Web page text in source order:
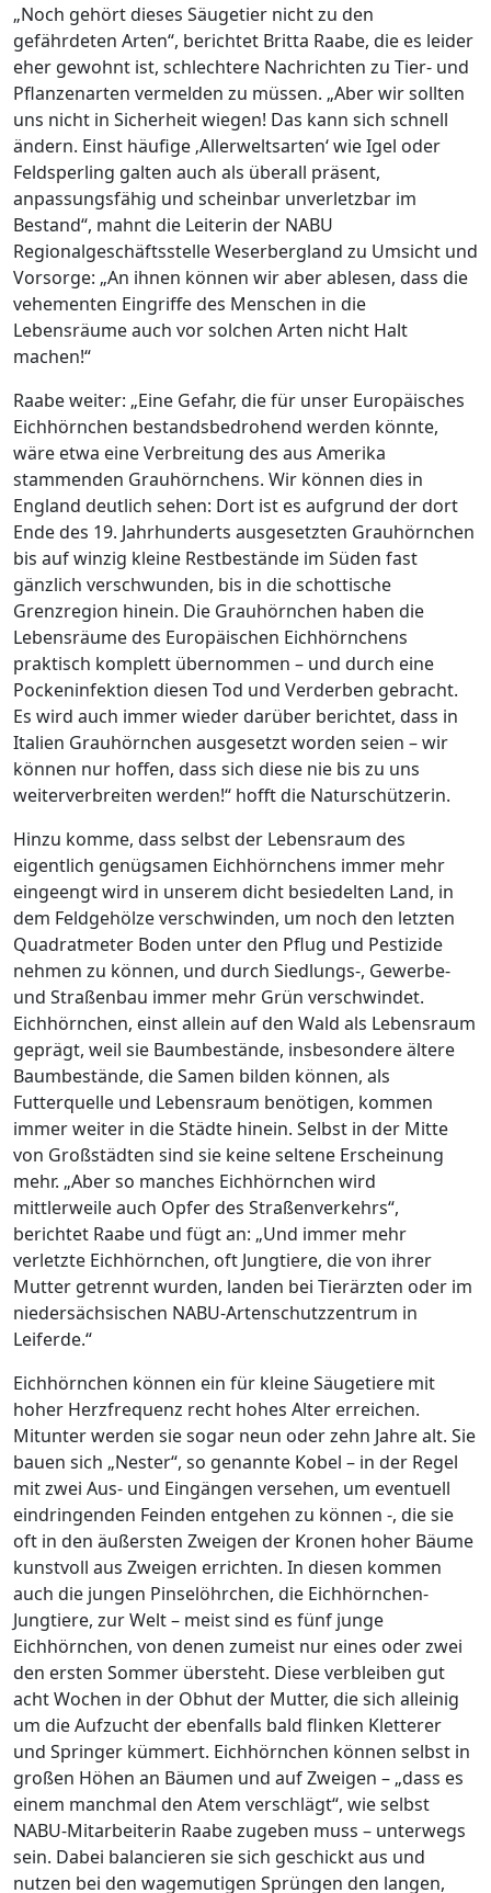
„Noch gehört dieses Säugetier nicht zu den
gefährdeten Arten“, berichtet Britta Raabe, die es leider
eher gewohnt ist, schlechtere Nachrichten zu Tier- und
Pflanzenarten vermelden zu müssen. „Aber wir sollten
uns nicht in Sicherheit wiegen! Das kann sich schnell
ändern. Einst häufige ‚Allerweltsarten‘ wie Igel oder
Feldsperling galten auch als überall präsent,
anpassungsfähig und scheinbar unverletzbar im
Bestand“, mahnt die Leiterin der NABU
Regionalgeschäftsstelle Weserbergland zu Umsicht und
Vorsorge: „An ihnen können wir aber ablesen, dass die
vehementen Eingriffe des Menschen in die
Lebensräume auch vor solchen Arten nicht Halt
machen!“
Raabe weiter: „Eine Gefahr, die für unser Europäisches
Eichhörnchen bestandsbedrohend werden könnte,
wäre etwa eine Verbreitung des aus Amerika
stammenden Grauhörnchens. Wir können dies in
England deutlich sehen: Dort ist es aufgrund der dort
Ende des 19. Jahrhunderts ausgesetzten Grauhörnchen
bis auf winzig kleine Restbestände im Süden fast
gänzlich verschwunden, bis in die schottische
Grenzregion hinein. Die Grauhörnchen haben die
Lebensräume des Europäischen Eichhörnchens
praktisch komplett übernommen – und durch eine
Pockeninfektion diesen Tod und Verderben gebracht.
Es wird auch immer wieder darüber berichtet, dass in
Italien Grauhörnchen ausgesetzt worden seien – wir
können nur hoffen, dass sich diese nie bis zu uns
weiterverbreiten werden!“ hofft die Naturschützerin.
Hinzu komme, dass selbst der Lebensraum des
eigentlich genügsamen Eichhörnchens immer mehr
eingeengt wird in unserem dicht besiedelten Land, in
dem Feldgehölze verschwinden, um noch den letzten
Quadratmeter Boden unter den Pflug und Pestizide
nehmen zu können, und durch Siedlungs-, Gewerbe-
und Straßenbau immer mehr Grün verschwindet.
Eichhörnchen, einst allein auf den Wald als Lebensraum
geprägt, weil sie Baumbestände, insbesondere ältere
Baumbestände, die Samen bilden können, als
Futterquelle und Lebensraum benötigen, kommen
immer weiter in die Städte hinein. Selbst in der Mitte
von Großstädten sind sie keine seltene Erscheinung
mehr. „Aber so manches Eichhörnchen wird
mittlerweile auch Opfer des Straßenverkehrs“,
berichtet Raabe und fügt an: „Und immer mehr
verletzte Eichhörnchen, oft Jungtiere, die von ihrer
Mutter getrennt wurden, landen bei Tierärzten oder im
niedersächsischen NABU-Artenschutzzentrum in
Leiferde.“
Eichhörnchen können ein für kleine Säugetiere mit
hoher Herzfrequenz recht hohes Alter erreichen.
Mitunter werden sie sogar neun oder zehn Jahre alt. Sie
bauen sich „Nester“, so genannte Kobel – in der Regel
mit zwei Aus- und Eingängen versehen, um eventuell
eindringenden Feinden entgehen zu können -, die sie
oft in den äußersten Zweigen der Kronen hoher Bäume
kunstvoll aus Zweigen errichten. In diesen kommen
auch die jungen Pinselöhrchen, die Eichhörnchen-
Jungtiere, zur Welt – meist sind es fünf junge
Eichhörnchen, von denen zumeist nur eines oder zwei
den ersten Sommer übersteht. Diese verbleiben gut
acht Wochen in der Obhut der Mutter, die sich alleinig
um die Aufzucht der ebenfalls bald flinken Kletterer
und Springer kümmert. Eichhörnchen können selbst in
großen Höhen an Bäumen und auf Zweigen – „dass es
einem manchmal den Atem verschlägt“, wie selbst
NABU-Mitarbeiterin Raabe zugeben muss – unterwegs
sein. Dabei balancieren sie sich geschickt aus und
nutzen bei den wagemutigen Sprüngen den langen,